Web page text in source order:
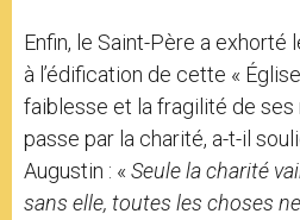
Enfin, le Saint-Père a
à l’édification de cette «
faiblesse et la fragilité de ses
passe par la charité, a-t-il
Augustin : « Seule la charité
sans elle, toutes les choses